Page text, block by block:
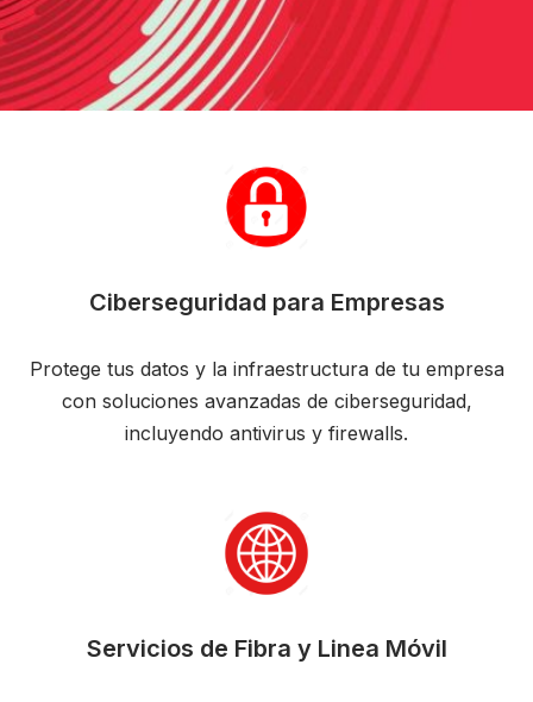
Ciberseguridad para Empresas
Protege tus datos y la infraestructura de tu empresa
con soluciones avanzadas de ciberseguridad,
incluyendo antivirus y firewalls.
Servicios de Fibra y Linea Móvil